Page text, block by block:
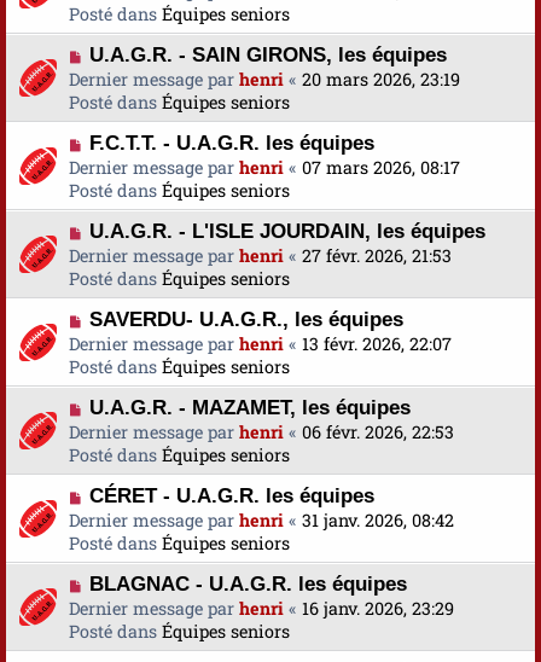
s
a
g
e
u
m
e
s
s
a
g
e
u
v
e
a
u
m
e
s
s
a
g
e
Posté dans Équipes seniors
N
o
u
v
e
a
u
m
e
s
s
a
g
e
U.A.G.R. - SAIN GIRONS, les équipes
Dernier message par henri « 20 mars 2026, 23:19
Posté dans Équipes seniors
N
o
u
v
e
a
u
m
e
s
s
a
g
e
F.C.T.T. - U.A.G.R. les équipes
Dernier message par henri « 07 mars 2026, 08:17
Posté dans Équipes seniors
N
o
u
v
e
a
u
m
e
s
s
a
g
e
U.A.G.R. - L'ISLE JOURDAIN, les équipes
Dernier message par henri « 27 févr. 2026, 21:53
Posté dans Équipes seniors
N
o
u
v
e
a
u
m
e
s
s
a
g
e
SAVERDU- U.A.G.R., les équipes
Dernier message par henri « 13 févr. 2026, 22:07
Posté dans Équipes seniors
N
o
u
v
e
a
u
m
e
s
s
U.A.G.R. - MAZAMET, les équipes
Dernier message par henri « 06 févr. 2026, 22:53
Posté dans Équipes seniors
N
o
u
v
e
a
u
m
CÉRET - U.A.G.R. les équipes
Dernier message par henri « 31 janv. 2026, 08:42
Posté dans Équipes seniors
N
o
u
v
BLAGNAC - U.A.G.R. les équipes
Dernier message par henri « 16 janv. 2026, 23:29
Posté dans Équipes seniors